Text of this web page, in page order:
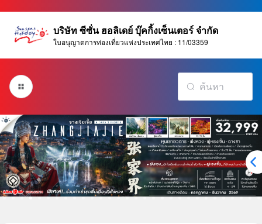
บริษัท ซีซั่น ฮอลิเดย์ บุ๊คกิ้งเซ็นเตอร์ จำกัด
ใบอนุญาตการท่องเที่ยวแห่งประเทศไทย : 11/03359